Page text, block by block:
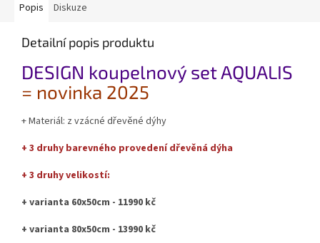
Popis Diskuze
Detailní popis produktu
DESIGN koupelnový set AQUALIS
= novinka 2025
+ Materiál: z vzácné dřevěné dýhy
+ 3 druhy barevného provedení dřevěná dýha
+ 3 druhy velikostí:
+ varianta 60x50cm - 11990 kč
+ varianta 80x50cm - 13990 kč